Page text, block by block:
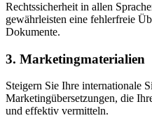
Rechtssicherheit in allen
gewährleisten eine fehlerfreie
Dokumente.
3. Marketingmaterialien
Steigern Sie Ihre internationale
Marketingübersetzungen, die
und effektiv vermitteln.